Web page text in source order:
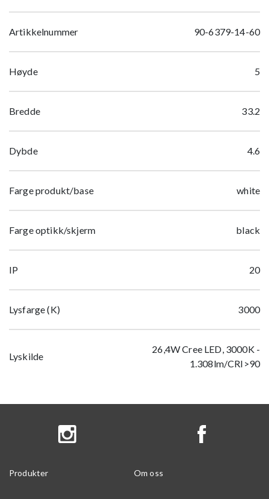
Artikkelnummer 90-6379-14-60
Høyde 5
Bredde 33.2
Dybde 4.6
Farge produkt/base white
Farge optikk/skjerm black
IP 20
Lysfarge (K) 3000
Lyskilde
26,4W Cree LED, 3000K -
1.308lm/CRI>90
Produkter Om oss